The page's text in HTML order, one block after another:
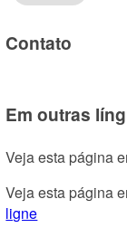
Contato
Em outras
Veja esta página
Veja esta página
ligne